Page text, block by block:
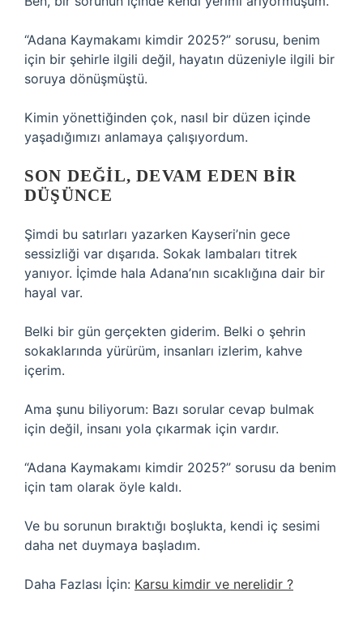
“Adana Kaymakamı kimdir 2025?” sorusu, benim
için bir şehirle ilgili değil, hayatın düzeniyle ilgili bir
soruya dönüşmüştü.
Kimin yönettiğinden çok, nasıl bir düzen içinde
yaşadığımızı anlamaya çalışıyordum.
SON DEĞIL, DEVAM EDEN BIR
DÜŞÜNCE
Şimdi bu satırları yazarken Kayseri’nin gece
sessizliği var dışarıda. Sokak lambaları titrek
yanıyor. İçimde hala Adana’nın sıcaklığına dair bir
hayal var.
Belki bir gün gerçekten giderim. Belki o şehrin
sokaklarında yürürüm, insanları izlerim, kahve
içerim.
Ama şunu biliyorum: Bazı sorular cevap bulmak
için değil, insanı yola çıkarmak için vardır.
“Adana Kaymakamı kimdir 2025?” sorusu da benim
için tam olarak öyle kaldı.
Ve bu sorunun bıraktığı boşlukta, kendi iç sesimi
daha net duymaya başladım.
Daha Fazlası İçin: Karsu kimdir ve nerelidir ?